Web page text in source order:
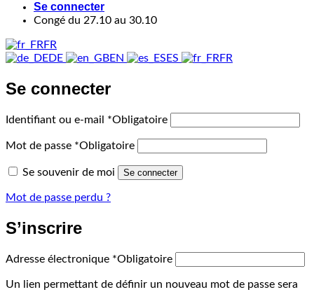
Se connecter
Congé du 27.10 au 30.10
FR
DE
EN ES FR
Se connecter
Identifiant ou e-mail *Obligatoire
Mot de passe *Obligatoire
Se souvenir de moi Se connecter
Mot de passe perdu ?
S’inscrire
Adresse électronique *Obligatoire
Un lien permettant de définir un nouveau mot de passe sera